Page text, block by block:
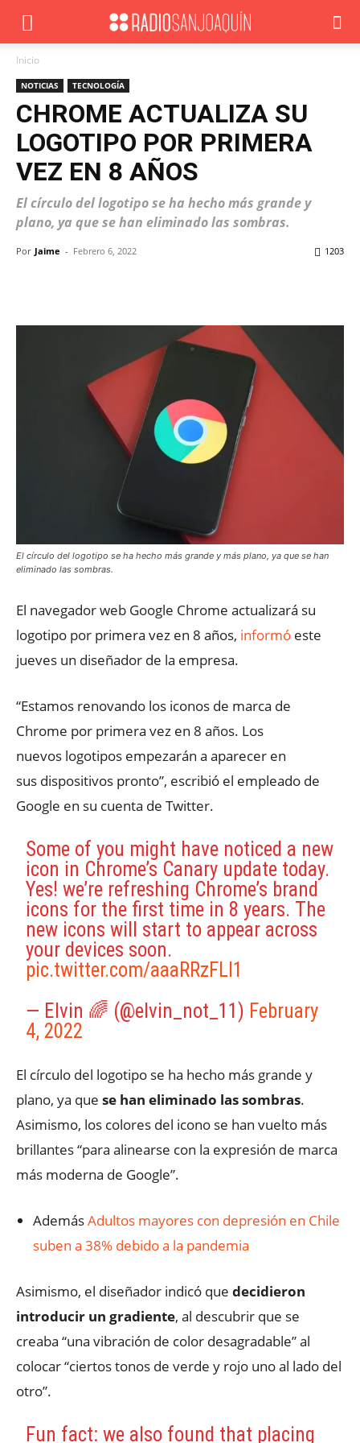
Inicio
NOTICIAS TECNOLOGÍA
CHROME ACTUALIZA SU
LOGOTIPO POR PRIMERA
VEZ EN 8 AÑOS
El círculo del logotipo se ha hecho más grande y
plano, ya que se han eliminado las sombras.
Por Jaime - Febrero 6, 2022 1203
El círculo del logotipo se ha hecho más grande y más plano, ya que se han
eliminado las sombras.
El navegador web Google Chrome actualizará su
logotipo por primera vez en 8 años, informó este
jueves un diseñador de la empresa.
“Estamos renovando los iconos de marca de
Chrome por primera vez en 8 años. Los
nuevos logotipos empezarán a aparecer en
sus dispositivos pronto”, escribió el empleado de
Google en su cuenta de Twitter.
Some of you might have noticed a new
icon in Chrome’s Canary update today.
Yes! we’re refreshing Chrome’s brand
icons for the first time in 8 years. The
new icons will start to appear across
your devices soon.
pic.twitter.com/aaaRRzFLI1
— Elvin 🌈 (@elvin_not_11) February
4, 2022
El círculo del logotipo se ha hecho más grande y
plano, ya que se han eliminado las sombras.
Asimismo, los colores del icono se han vuelto más
brillantes “para alinearse con la expresión de marca
más moderna de Google”.
AdemásAdultos mayores con depresión en Chile
suben a 38% debido a la pandemia
Asimismo, el diseñador indicó que decidieron
introducir un gradiente, al descubrir que se
creaba “una vibración de color desagradable” al
colocar “ciertos tonos de verde y rojo uno al lado del
otro”.
Fun fact: we also found that placing